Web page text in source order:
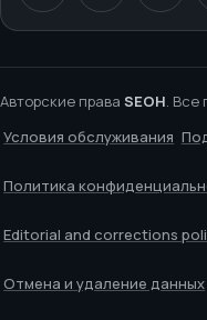
Авторские права SEOH. Все
Условия обслуживания
Политика
Editorial and corrections
Отмена и удаление данных